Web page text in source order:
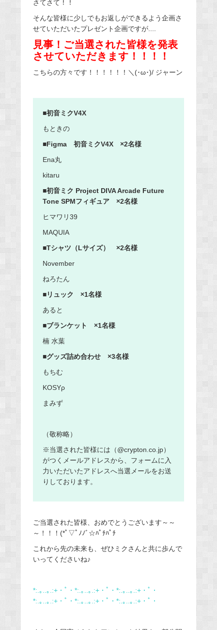
さてさて！！
そんな皆様に少しでもお返しができるよう企画さ
せていただいたプレゼント企画ですが....
見事！ ご当選された皆様を発表
させていただきます！！！！
こちらの方々です！！！！！！＼(･ω･)/ ジャーン
■初音ミクV4X
もときの
■Figma 初音ミクV4X ×2名様
Ena丸
kitaru
■初音ミク Project DIVA Arcade Future
Tone SPMフィギュア ×2名様
ヒマワリ39
MAQUIA
■Tシャツ（Lサイズ） ×2名様
November
ねろたん
■リュック ×1名様
あると
■ブランケット ×1名様
楠 水葉
■グッズ詰め合わせ ×3名様
もちむ
KOSYρ
まみず
（敬称略）
※当選された皆様には（@crypton.co.jp）
がつくメールアドレスから、フォームに入
力いただいたアドレスへ当選メールをお送
りしております。
ご当選された皆様、おめでとうございます～～
～！！！(*ﾟ▽ﾟﾉﾉﾞ☆ﾊﾟﾁﾊﾟﾁ
これから先の未来も、ぜひミクさんと共に歩んで
いってくださいね♪
*:.｡..｡.:+・ﾟ・*:.｡..｡.:+・ﾟ・*:.｡..｡.:+・ﾟ・
*:.｡..｡.:+・ﾟ・*:.｡..｡.:+・ﾟ・*:.｡..｡.:+・ﾟ・